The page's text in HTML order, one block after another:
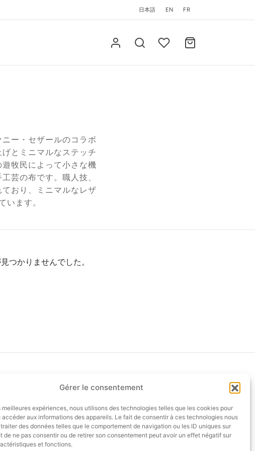
Gérer le consentement
meilleures expériences, nous utilisons des technologies telles que les cookies pour
aux informations des appareils. Le fait de consentir à ces technologies nous
des données telles que le comportement de navigation ou les ID uniques sur
de ne pas consentir ou de retirer son consentement peut avoir un effet négatif sur
et fonctions.
日本語 EN FR
ー・セザールのコラボ
とミニマルなステッチ
牧民によって小さな機
芸の布です。職人技、
おり、ミニマルなレザ
います。
つかりませんでした。
セゼール路面店 ＆ショールーム
6 rue Saint Florentin
75001 Paris – FRANCE
T: +33 (0)1 42 97 43 43
M: +33 (0) 6 23 16 01 70
地下鉄: Concorde / Madeleine